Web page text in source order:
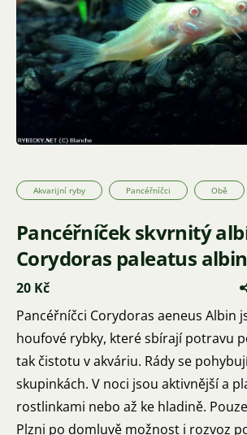
Akvarijní ryby Pancéřníčci Obě
Pancéřníček skvrnitý
Corydoras paleatus
20 Kč
Pancéřníčci Corydoras aeneus Albin
houfové rybky, které sbírají potravu
tak čistotu v akváriu. Rády se
skupinkách. V noci jsou aktivnější a
rostlinkami nebo až ke hladině. Pouze osobní odběr v
Plzni po domluvě možnost i rozvoz po plzeňském